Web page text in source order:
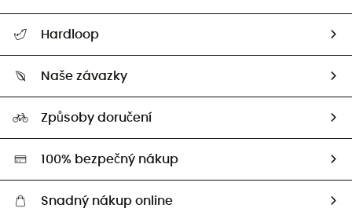
Vrácení zboží a peněz
Hardloop
Naši Ambasadoři
Naše závazky
Second hand
HardGreen
Způsoby doručení
100% bezpečný nákup
Snadný nákup online